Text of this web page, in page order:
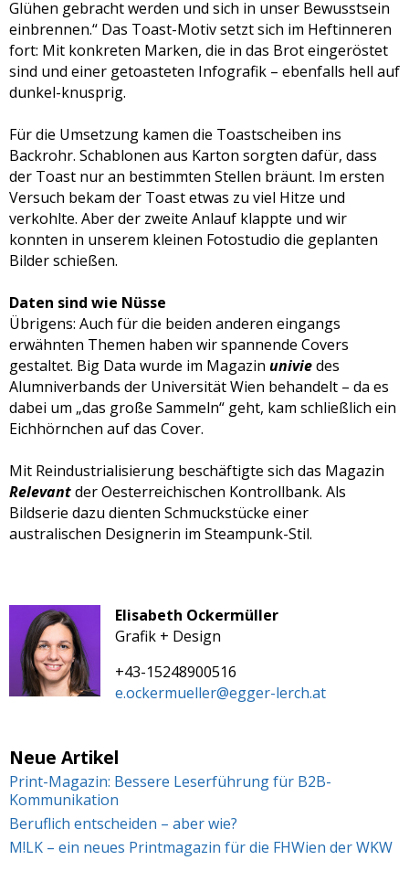
Glühen gebracht werden und sich in unser Bewusstsein
einbrennen.“ Das Toast-Motiv setzt sich im Heftinneren
fort: Mit konkreten Marken, die in das Brot eingeröstet
sind und einer getoasteten Infografik – ebenfalls hell auf
dunkel-knusprig.
Für die Umsetzung kamen die Toastscheiben ins
Backrohr. Schablonen aus Karton sorgten dafür, dass
der Toast nur an bestimmten Stellen bräunt. Im ersten
Versuch bekam der Toast etwas zu viel Hitze und
verkohlte. Aber der zweite Anlauf klappte und wir
konnten in unserem kleinen Fotostudio die geplanten
Bilder schießen.
Daten sind wie Nüsse
Übrigens: Auch für die beiden anderen eingangs
erwähnten Themen haben wir spannende Covers
gestaltet. Big Data wurde im Magazin univiedes
Alumniverbands der Universität Wien behandelt – da es
dabei um „das große Sammeln“ geht, kam schließlich ein
Eichhörnchen auf das Cover.
Mit Reindustrialisierung beschäftigte sich das Magazin
Relevantder Oesterreichischen Kontrollbank. Als
Bildserie dazu dienten Schmuckstücke einer
australischen Designerin im Steampunk-Stil.
Elisabeth Ockermüller
Grafik + Design
+43-15248900516
e.ockermueller@egger-lerch.at
Neue Artikel
Print-Magazin: Bessere Leserführung für B2B-
Kommunikation
Beruflich entscheiden – aber wie?
M!LK – ein neues Printmagazin für die FHWien der WKW